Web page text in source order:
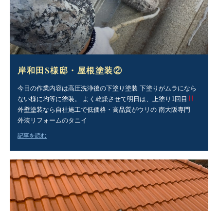
岸和田S様邸・屋根塗装②
今日の作業内容は高圧洗浄後の下塗り塗装 下塗りがムラになら
ない様に均等に塗装。 よく乾燥させて明日は、上塗り1回目
外壁塗装なら自社施工で低価格・高品質がウリの 南大阪専門
外装リフォームのタニイ
記事を読む